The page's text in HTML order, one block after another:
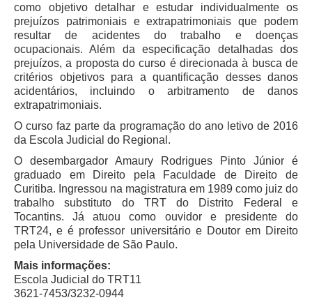
Consulta de Pautas
Atas de Sessões do Pleno
Audiências e Sessões
Calendário das Sessões da 1ª Turma 2026
Calendário de Sessões da 2ª Turma - 2026
Calendário das Sessões da 3ª Turma 2026
Calendário das Sessões do Pleno e Especializadas 2026
Carta de Serviços ao Cidadão
Cartilhas
Cadastro de Peritos, Tradutores e Intérpretes
Calendários
Calendário Geral
Calendário de Eventos
como objetivo detalhar e estudar individualmente os
prejuízos patrimoniais e extrapatrimoniais que podem
resultar de acidentes do trabalho e doenças
ocupacionais. Além da especificação detalhadas dos
prejuízos, a proposta do curso é direcionada à busca de
critérios objetivos para a quantificação desses danos
acidentários, incluindo o arbitramento de danos
extrapatrimoniais.
O curso faz parte da programação do ano letivo de 2016
da Escola Judicial do Regional.
O desembargador Amaury Rodrigues Pinto Júnior é
graduado em Direito pela Faculdade de Direito de
Curitiba. Ingressou na magistratura em 1989 como juiz do
trabalho substituto do TRT do Distrito Federal e
Tocantins. Já atuou como ouvidor e presidente do
TRT24, e é professor universitário e Doutor em Direito
pela Universidade de São Paulo.
Mais informações:
Escola Judicial do TRT11
3621-7453/3232-0944